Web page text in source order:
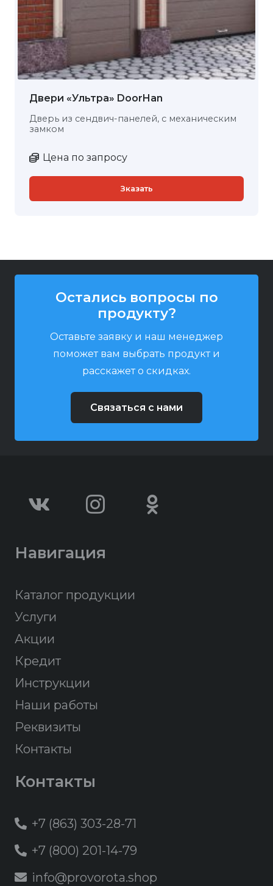
Двери «Ультра» DoorHan
Дверь из сендвич-панелей, с механическим
замком
Цена по запросу
Зказать
Остались вопросы по
продукту?
Оставьте заявку и наш менеджер
поможет вам выбрать продукт и
расскажет о скидках.
Связаться с нами
Навигация
Каталог продукции
Услуги
Акции
Кредит
Инструкции
Наши работы
Реквизиты
Контакты
Контакты
+7 (863) 303-28-71
+7 (800) 201-14-79
info@provorota.shop